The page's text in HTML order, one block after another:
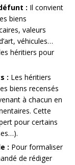
: Il convient
biens
valeurs
véhicules…
héritiers pour
: Les héritiers
biens recensés
à chacun en
Cette
pour certains
: Pour formaliser
de rédiger